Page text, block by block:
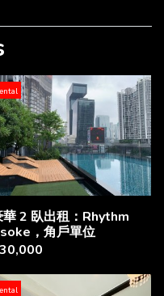
華 2 臥出租：Rhythm
，角戶單位